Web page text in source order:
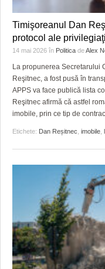
Timişoreanul Dan
protocol ale
14 mai 2026 în Politica deAlex
La propunerea Secretarului
Reşitnec, a fost pusă în
APPS va face publică lista
Reşitnec afirmă că astfel
imobile, prin ce tip de
Etichete: Dan Reșitnec imobile